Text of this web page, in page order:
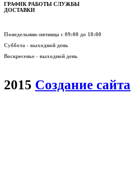
ГРАФИК РАБОТЫ СЛУЖБЫ
ДОСТАВКИ
Понедельник-пятница с 09:00 до 18:00
Суббота - выходной день
Воскресенье - выходной день
2015 Создание сайта